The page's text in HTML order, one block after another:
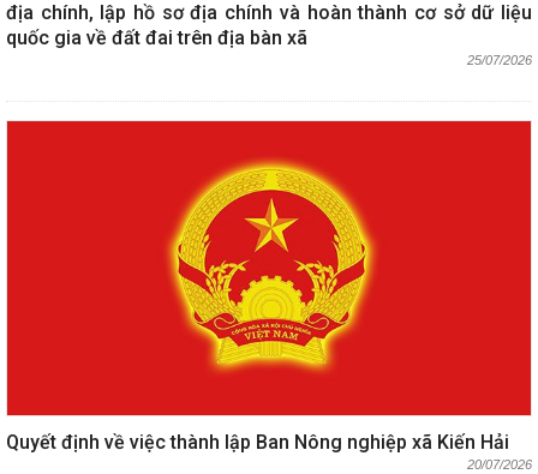
địa chính, lập hồ sơ địa chính và hoàn thành cơ sở dữ liệu
quốc gia về đất đai trên địa bàn xã
25/07/2026
Quyết định về việc thành lập Ban Nông nghiệp xã Kiến Hải
20/07/2026